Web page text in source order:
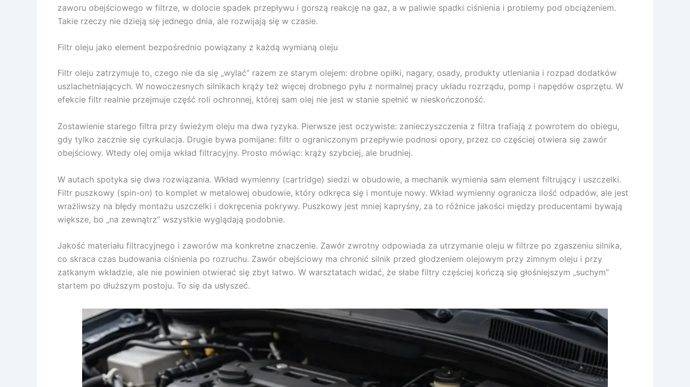
zaworu obejściowego w filtrze, w dolocie spadek przepływu i gorszą reakcję na gaz, a w paliwie spadki ciśnienia i problemy pod obciążeniem.
Takie rzeczy nie dzieją się jednego dnia, ale rozwijają się w czasie.
Filtr oleju jako element bezpośrednio powiązany z każdą wymianą oleju
Filtr oleju zatrzymuje to, czego nie da się „wylać” razem ze starym olejem: drobne opiłki, nagary, osady, produkty utleniania i rozpad dodatków
uszlachetniających. W nowoczesnych silnikach krąży też więcej drobnego pyłu z normalnej pracy układu rozrządu, pomp i napędów osprzętu. W
efekcie filtr realnie przejmuje część roli ochronnej, której sam olej nie jest w stanie spełnić w nieskończoność.
Zostawienie starego filtra przy świeżym oleju ma dwa ryzyka. Pierwsze jest oczywiste: zanieczyszczenia z filtra trafiają z powrotem do obiegu,
gdy tylko zacznie się cyrkulacja. Drugie bywa pomijane: filtr o ograniczonym przepływie podnosi opory, przez co częściej otwiera się zawór
obejściowy. Wtedy olej omija wkład filtracyjny. Prosto mówiąc: krąży szybciej, ale brudniej.
W autach spotyka się dwa rozwiązania. Wkład wymienny (cartridge) siedzi w obudowie, a mechanik wymienia sam element filtrujący i uszczelki.
Filtr puszkowy (spin-on) to komplet w metalowej obudowie, który odkręca się i montuje nowy. Wkład wymienny ogranicza ilość odpadów, ale jest
wrażliwszy na błędy montażu uszczelki i dokręcenia pokrywy. Puszkowy jest mniej kapryśny, za to różnice jakości między producentami bywają
większe, bo „na zewnątrz” wszystkie wyglądają podobnie.
Jakość materiału filtracyjnego i zaworów ma konkretne znaczenie. Zawór zwrotny odpowiada za utrzymanie oleju w filtrze po zgaszeniu silnika,
co skraca czas budowania ciśnienia po rozruchu. Zawór obejściowy ma chronić silnik przed głodzeniem olejowym przy zimnym oleju i przy
zatkanym wkładzie, ale nie powinien otwierać się zbyt łatwo. W warsztatach widać, że słabe filtry częściej kończą się głośniejszym „suchym”
startem po dłuższym postoju. To się da usłyszeć.